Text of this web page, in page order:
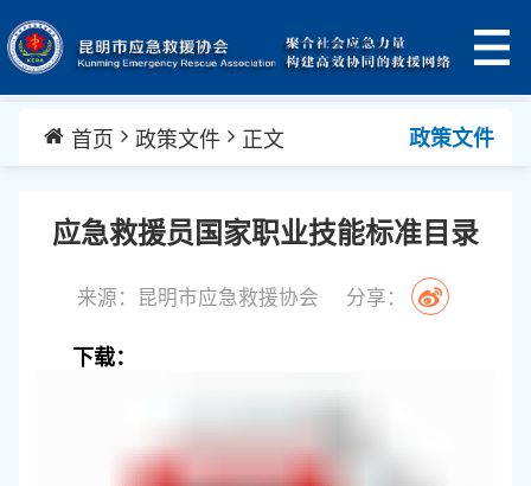
首页 政策文件 正文 政策文件
应急救援员国家职业技能标准目录
来源：昆明市应急救援协会 分享：
下载：